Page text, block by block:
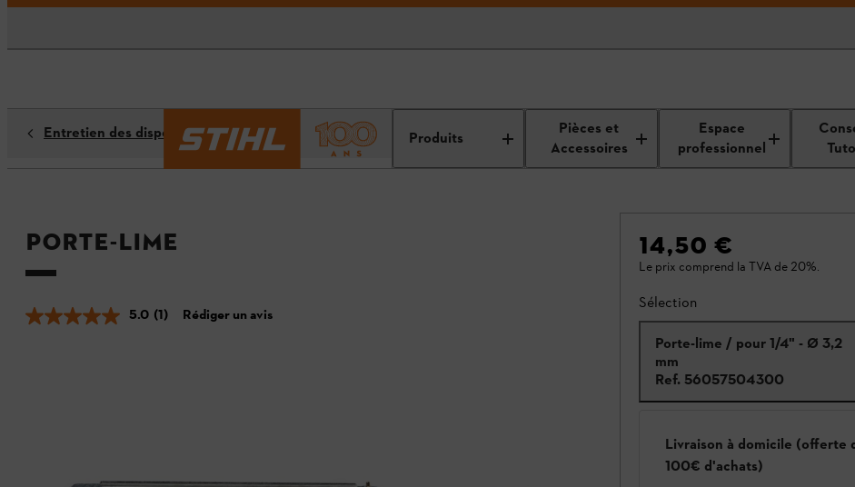
Produits
Pièces et
Accessoires
Espace
professionnel
Entretien des dispositifs de coupe
Porte-lime
5.0 (1) Rédiger un avis
14,50 €
Le prix comprend la TVA de 20%.
Sélection
Porte-lime / pour 1/4" - Ø 3,2
mm
Ref. 56057504300
Livraison à domicile (offerte
100€ d'achats)